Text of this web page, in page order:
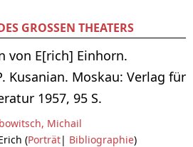
GROSSEN THEATERS
von E[rich] Einhorn.
Kusanian. Moskau: Verlag für
1957, 95 S.
Michail
(Porträt| Bibliographie)